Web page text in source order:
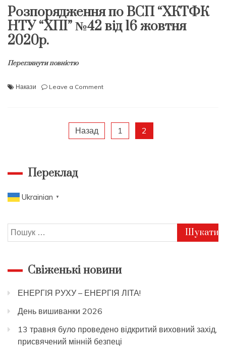
Розпорядження по ВСП “ХКТФК
НТУ “ХПІ” №42 від 16 жовтня
2020р.
Переглянути повністю
Накази Leave a Commenton
“ХКТФК
НТУ
Пагінація
записів
Назад 1 2
Переклад
Ukrainian ▼
Пошук:
Свіженькі новини
ЕНЕРГІЯ РУХУ – ЕНЕРГІЯ ЛІТА!
День вишиванки 2026
13 травня було проведено відкритий виховний захід,
присвячений мінній безпеці